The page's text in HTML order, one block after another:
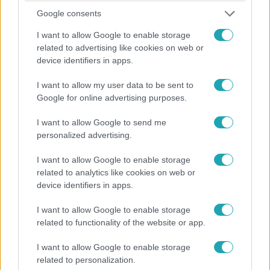
Google consents
I want to allow Google to enable storage
related to advertising like cookies on web or
device identifiers in apps.
I want to allow my user data to be sent to
Google for online advertising purposes.
I want to allow Google to send me
personalized advertising.
I want to allow Google to enable storage
related to analytics like cookies on web or
device identifiers in apps.
I want to allow Google to enable storage
related to functionality of the website or app.
I want to allow Google to enable storage
related to personalization.
2018. szeptember 24. 18:08
Szövetségre léptek a lányok, kezdhetnek aggódni
a lila csapat fiú tagjai
Eszti, Fanni, Nóri és Eszter szövetségre léptek:
összefognak, hogy megszabaduljanak a fiúktól.